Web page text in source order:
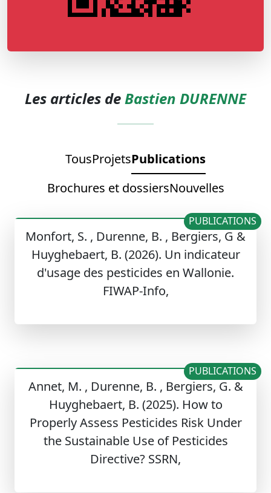
Les articles deBastien DURENNE
TousProjetsPublications
Brochures et dossiersNouvelles
Monfort, S. , Durenne, B. , Bergiers, G &
Huyghebaert, B. (2026). Un indicateur
d'usage des pesticides en Wallonie.
FIWAP-Info,
PUBLICATIONS
Annet, M. , Durenne, B. , Bergiers, G. &
Huyghebaert, B. (2025). How to
Properly Assess Pesticides Risk Under
the Sustainable Use of Pesticides
Directive? SSRN,
PUBLICATIONS